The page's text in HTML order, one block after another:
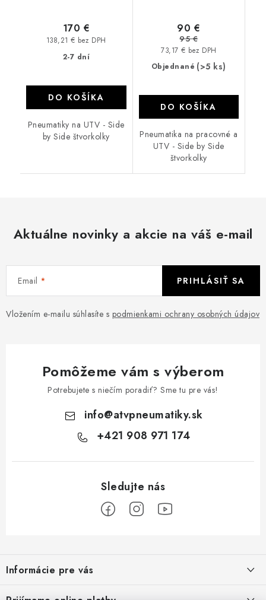
2-7 dní
138,21 € bez DPH
170 €
DO KOŠÍKA
Pneumatiky na UTV - Side
by Side štvorkolky
Objednané (>5 ks)
73,17 € bez DPH
90 €
95 €
DO KOŠÍKA
Pneumatika na pracovné a
UTV - Side by Side
štvorkolky
Aktuálne novinky a akcie na váš e-mail
Email
Vložením e-mailu súhlasíte s podmienkami ochrany osobných údajov
PRIHLÁSIŤ SA
Pomôžeme vám s výberom
Potrebujete s niečím poradiť? Sme tu pre vás!
info@atvpneumatiky.sk
+421 908 971 174
p
ä
Informácie pre vás
Podmienky ochrany osobných údajov